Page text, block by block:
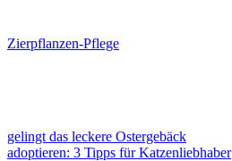
Zierpflanzen-Pflege
gelingt das leckere Ostergebäck
adoptieren: 3 Tipps für Katzenliebhaber